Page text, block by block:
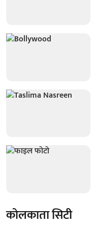
कोलकाता सिटी